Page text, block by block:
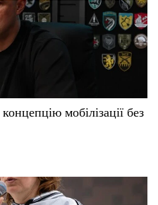
мобілізації без